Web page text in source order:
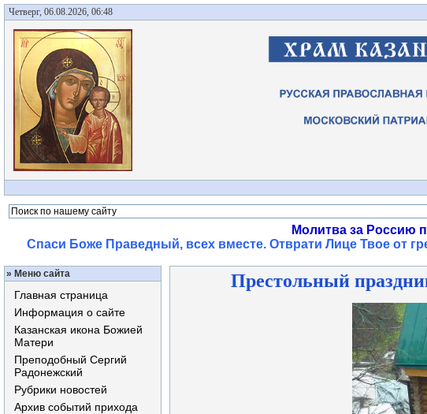
Четверг, 06.08.2026, 06:48
Молитва за Россию
Спаси Боже Праведный, всех вместе. Отврати Лице Твое от
» Меню сайта
Главная страница
Информация о сайте
Казанская икона Божией
Матери
Преподобный Сергий
Радонежский
Рубрики новостей
Архив событий прихода
Престольный